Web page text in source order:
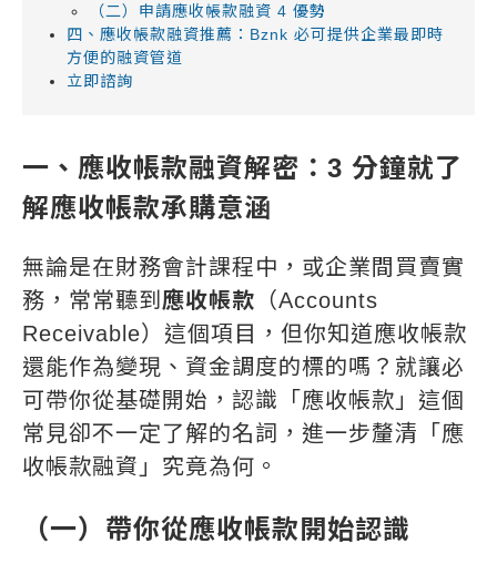
（二）申請應收帳款融資 4 優勢
四、應收帳款融資推薦：Bznk 必可提供企業最即時
方便的融資管道
立即諮詢
一、應收帳款融資解密：3 分鐘就了
解應收帳款承購意涵
無論是在財務會計課程中，或企業間買賣實
務，常常聽到 應收帳款 （Accounts
Receivable）這個項目，但你知道應收帳款
還能作為變現、資金調度的標的嗎？就讓必
可帶你從基礎開始，認識「應收帳款」這個
常見卻不一定了解的名詞，進一步釐清「應
收帳款融資」究竟為何。
（一）帶你從應收帳款開始認識